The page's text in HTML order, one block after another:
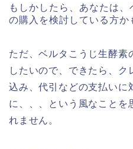
もしかしたら、あなたは
の購入を検討している方か
ただ、ベルタこうじ生酵素
したいので、できたら、ク
込み、代引などの支払いに
に、、、という風なことを
れません。